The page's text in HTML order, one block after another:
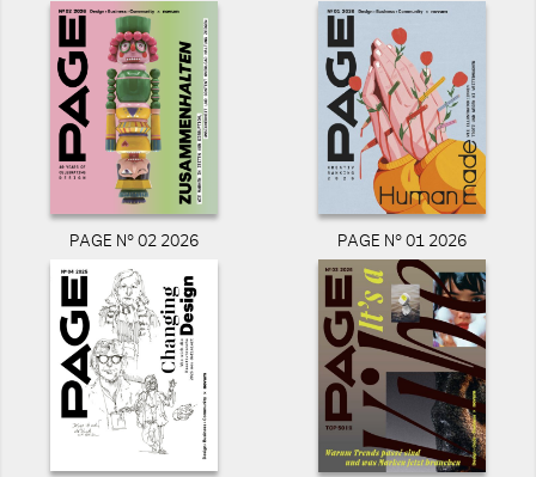
PAGE N° 02 2026 PAGE N° 01 2026